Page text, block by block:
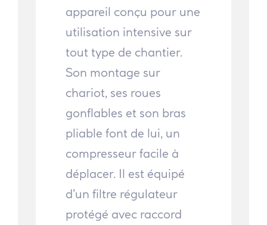
appareil conçu pour une
utilisation intensive sur
tout type de chantier.
Son montage sur
chariot, ses roues
gonflables et son bras
pliable font de lui, un
compresseur facile à
déplacer. Il est équipé
d’un filtre régulateur
protégé avec raccord